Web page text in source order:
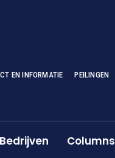
EN INFORMATIE PEILINGEN
Bedrijven Columns